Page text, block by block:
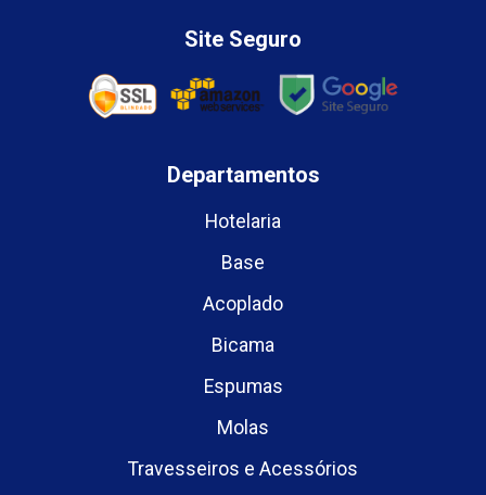
Site Seguro
Departamentos
Hotelaria
Base
Acoplado
Bicama
Espumas
Molas
Travesseiros e Acessórios